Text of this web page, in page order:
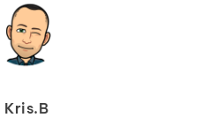
Kris.B